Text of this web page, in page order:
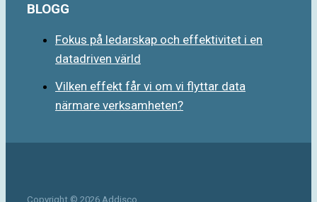
BLOGG
Fokus på ledarskap och effektivitet i en
datadriven värld
Vilken effekt får vi om vi flyttar data
närmare verksamheten?
Copyright © 2026 Addisco